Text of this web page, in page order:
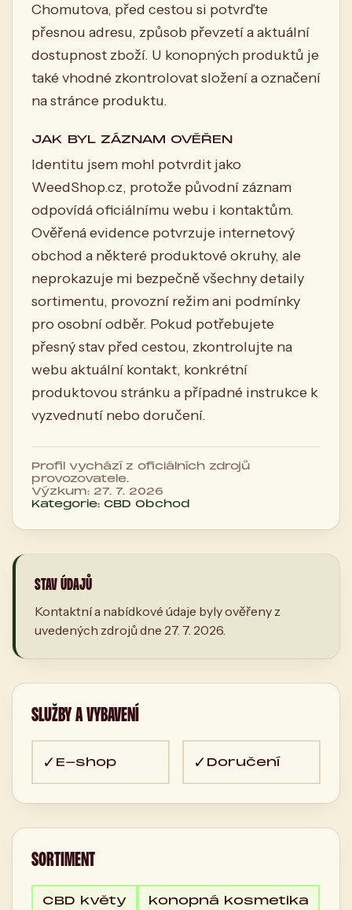
Chomutova, před cestou si potvrďte
přesnou adresu, způsob převzetí a aktuální
dostupnost zboží. U konopných produktů je
také vhodné zkontrolovat složení a označení
na stránce produktu.
JAK BYL ZÁZNAM OVĚŘEN
Identitu jsem mohl potvrdit jako
WeedShop.cz, protože původní záznam
odpovídá oficiálnímu webu i kontaktům.
Ověřená evidence potvrzuje internetový
obchod a některé produktové okruhy, ale
neprokazuje mi bezpečně všechny detaily
sortimentu, provozní režim ani podmínky
pro osobní odběr. Pokud potřebujete
přesný stav před cestou, zkontrolujte na
webu aktuální kontakt, konkrétní
produktovou stránku a případné instrukce k
vyzvednutí nebo doručení.
Profil vychází z oficiálních zdrojů
provozovatele.
Výzkum: 27. 7. 2026
Kategorie: CBD Obchod
STAV ÚDAJŮ
Kontaktní a nabídkové údaje byly ověřeny z
uvedených zdrojů dne 27. 7. 2026.
SLUŽBY A VYBAVENÍ
✓ E-shop ✓ Doručení
SORTIMENT
CBD květy konopná kosmetika